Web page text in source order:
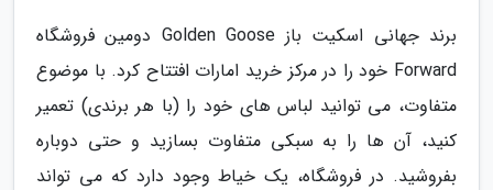
برند جهانی اسکیت باز Golden Goose دومین فروشگاه
Forward خود را در مرکز خرید امارات افتتاح کرد. با موضوع
متفاوت، می توانید لباس های خود را (با هر برندی) تعمیر
کنید، آن ها را به سبکی متفاوت بسازید و حتی دوباره
بفروشید. در فروشگاه، یک خیاط وجود دارد که می تواند